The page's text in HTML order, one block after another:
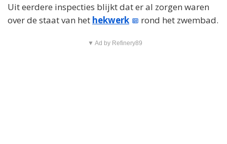
Uit eerdere inspecties blijkt dat er al zorgen waren
over de staat van het hekwerk rond het zwembad.
▼ Ad by Refinery89